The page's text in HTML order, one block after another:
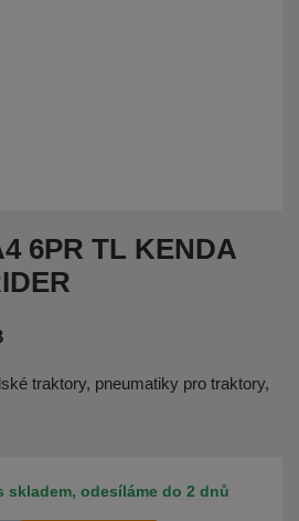
6PR TL KENDA
traktory, pneumatiky pro traktory,
skladem, odesíláme do 2 dnů